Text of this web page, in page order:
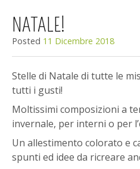
NATALE!
Posted 11 Dicembre 2018
Stelle di Natale di tutte le
tutti i gusti!
Moltissimi composizioni a
invernale, per interni o per
Un allestimento colorato e
spunti ed idee da ricreare